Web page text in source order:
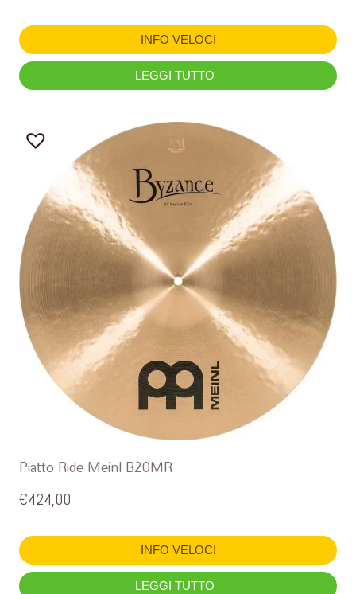
INFO VELOCI
LEGGI TUTTO
Piatto Ride Meinl B20MR
€424,00
INFO VELOCI
LEGGI TUTTO